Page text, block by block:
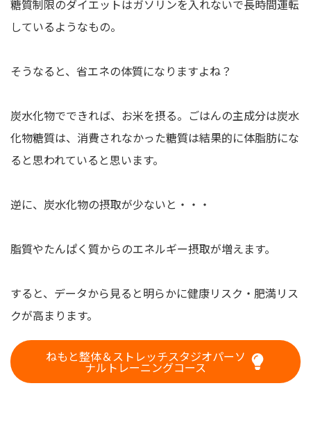
糖質制限のダイエットはガソリンを入れないで長時間運転
しているようなもの。
そうなると、省エネの体質になりますよね？
炭水化物でできれば、お米を摂る。ごはんの主成分は炭水
化物糖質は、消費されなかった糖質は結果的に体脂肪にな
ると思われていると思います。
逆に、炭水化物の摂取が少ないと・・・
脂質やたんぱく質からのエネルギー摂取が増えます。
すると、データから見ると明らかに健康リスク・肥満リス
クが高まります。
ねもと整体＆ストレッチスタジオパーソ
ナルトレーニングコース